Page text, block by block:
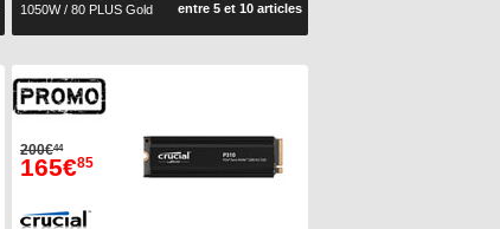
1050W / 80 PLUS Gold entre 5 et 10 articles
200€44
165€85